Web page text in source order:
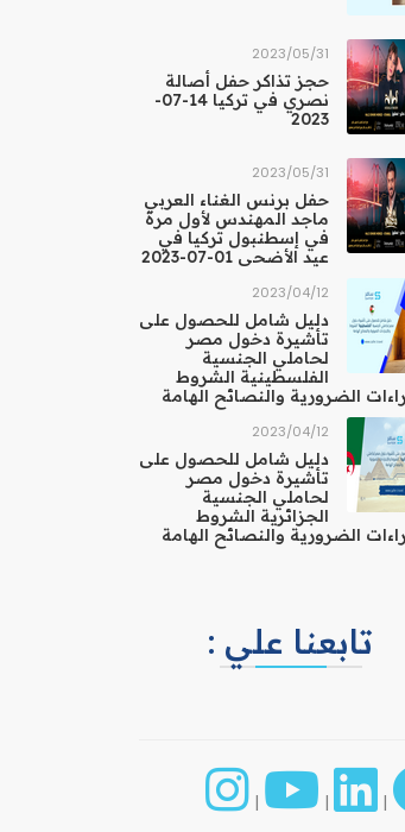
31‏/05‏/2023
حجز تذاكر حفل أصالة
نصري في تركيا 14-07-
2023
31‏/05‏/2023
حفل برنس الغناء العربي
ماجد المهندس لأول مرة
في إسطنبول تركيا في
عيد الأضحى 01-07-2023
12‏/04‏/2023
دليل شامل للحصول على
تأشيرة دخول مصر
لحاملي الجنسية
الفلسطينية الشروط
الضرورية والنصائح الهامة
12‏/04‏/2023
دليل شامل للحصول على
تأشيرة دخول مصر
لحاملي الجنسية
الجزائرية الشروط
الضرورية والنصائح الهامة
تابعنا علي :
|
|
|